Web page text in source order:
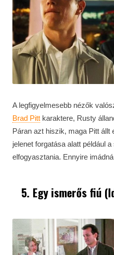
A legfigyelmesebb nézők
Brad Pitt karaktere, Rusty
Páran azt hiszik, maga Pitt állt
jelenet forgatása alatt például
elfogyasztania. Ennyire
5. Egy ismerős fiú